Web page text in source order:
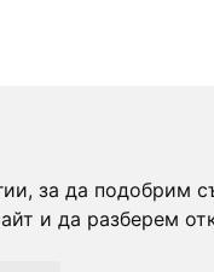
за да подобрим
и да разберем
където